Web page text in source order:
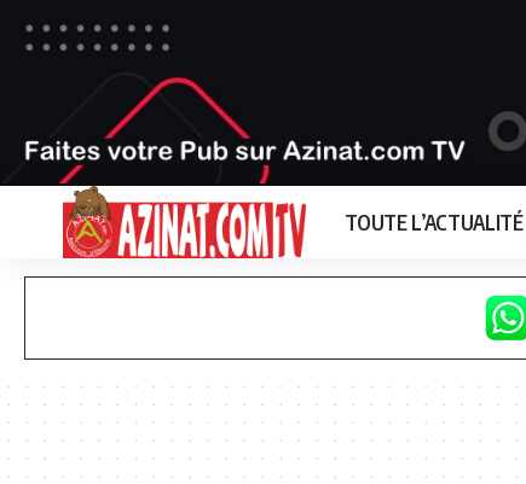
TOUTE L’ACTUALITÉ